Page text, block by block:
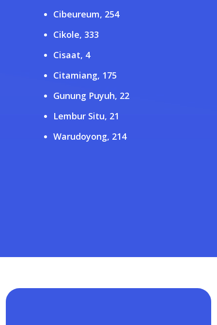
Cibeureum, 254
Cikole, 333
Cisaat, 4
Citamiang, 175
Gunung Puyuh, 22
Lembur Situ, 21
Warudoyong, 214